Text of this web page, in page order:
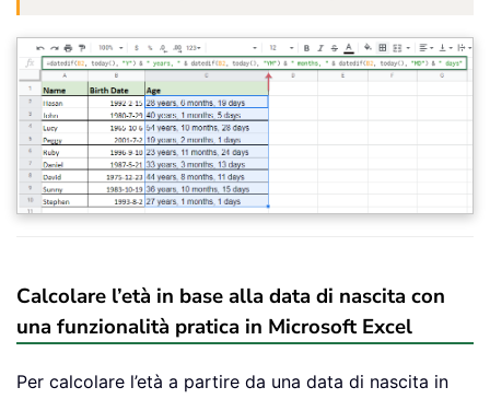
Calcolare l’età in base alla data di nascita con
una funzionalità pratica in Microsoft Excel
Per calcolare l’età a partire da una data di nascita in